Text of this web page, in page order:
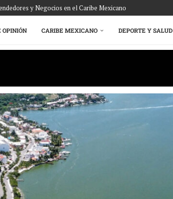
y Negocios en el Caribe Mexicano
OPINIÓN CARIBE MEXICANO DEPORTE Y SALUD